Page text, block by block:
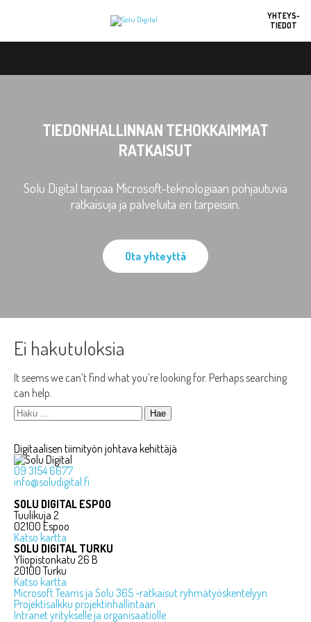
YHTEYS-
TIEDOT
TIEDONHALLINNAN TEHOKKAIMMAT
RATKAISUT
Solu Digital tarjoaa Microsoft-teknologiaan pohjautuvia
ratkaisuja ja palveluita eri tarpeisiin.
Ota yhteyttä
Ei hakutuloksia
It seems we can’t find what you’re looking for. Perhaps searching
can help.
Haku:
Digitaalisen tiimityön johtava kehittäjä
09 3154 6677
info@soludigital.fi
SOLU DIGITAL ESPOO
Tuulikuja 2
02100 Espoo
Katso kartta
SOLU DIGITAL TURKU
Yliopistonkatu 26 B
20100 Turku
Katso kartta
Microsoft Teams ja Solu 365 -ratkaisut ryhmätyöskentelyyn
Projektisalkku projektinhallintaan
Intranet yritykselle ja organisaatiolle